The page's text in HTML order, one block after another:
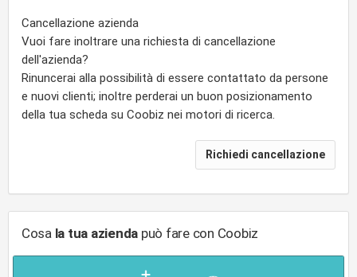
Cancellazione azienda
Vuoi fare inoltrare una richiesta di cancellazione
dell'azienda?
Rinuncerai alla possibilità di essere contattato da persone
e nuovi clienti; inoltre perderai un buon posizionamento
della tua scheda su Coobiz nei motori di ricerca.
Cosa la tua azienda può fare con Coobiz